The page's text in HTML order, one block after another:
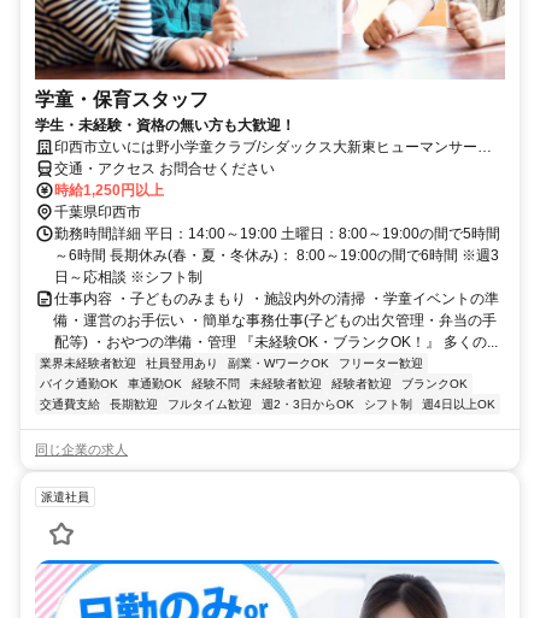
学童・保育スタッフ
学生・未経験・資格の無い方も大歓迎！
印西市立いには野小学童クラブ/シダックス大新東ヒューマンサービ
ス株式会社
交通・アクセス お問合せください
時給1,250円以上
千葉県印西市
勤務時間詳細 平日：14:00～19:00 土曜日：8:00～19:00の間で5時間
～6時間 長期休み(春・夏・冬休み)： 8:00～19:00の間で6時間 ※週3
日～応相談 ※シフト制
仕事内容 ・子どものみまもり ・施設内外の清掃 ・学童イベントの準
備・運営のお手伝い ・簡単な事務仕事(子どもの出欠管理・弁当の手
配等) ・おやつの準備・管理 『未経験OK・ブランクOK！』 多くの...
業界未経験者歓迎 社員登用あり 副業・WワークOK
フリーター歓迎
バイク通勤OK
車通勤OK 経験不問 未経験者歓迎 経験者歓迎
ブランクOK
交通費支給
長期歓迎 フルタイム歓迎 週2・3日からOK シフト制 週4日以上OK
同じ企業の求人
派遣社員